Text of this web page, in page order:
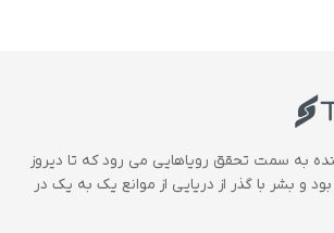
به سمت تحقق رویاهایی می رود که تا دیروز
و بشر با گذر از دریایی از موانع یک به یک در